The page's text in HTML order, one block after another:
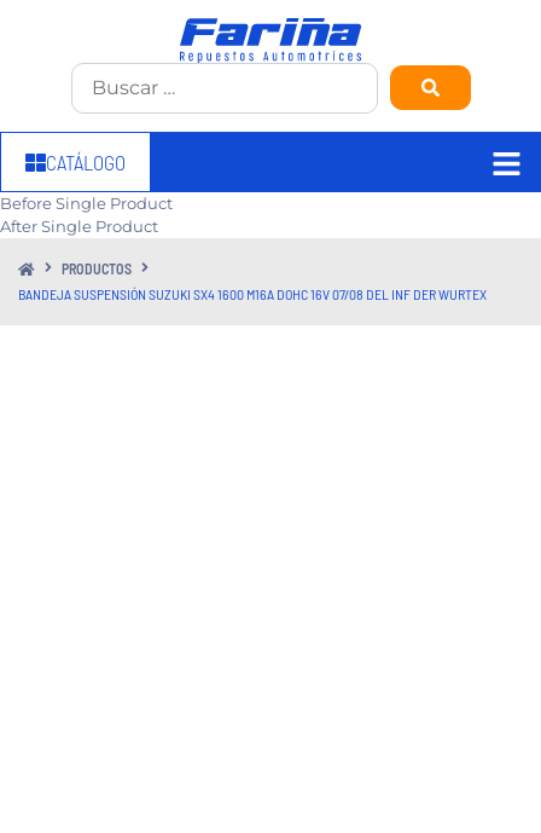
CATÁLOGO
Before Single Product
After Single Product
PRODUCTOS
BANDEJA SUSPENSIÓN SUZUKI SX4 1600 M16A DOHC 16V 07/08 DEL INF DER WURTEX